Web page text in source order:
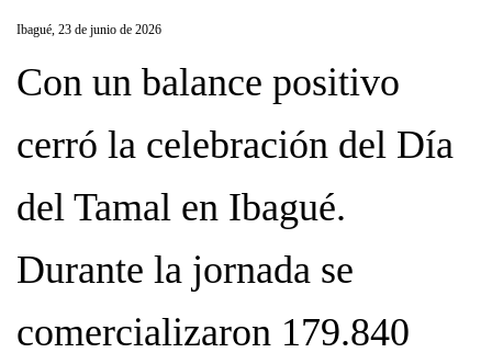
Ibagué, 23 de junio de 2026
Con un balance positivo
cerró la celebración del Día
del Tamal en Ibagué.
Durante la jornada se
comercializaron 179.840